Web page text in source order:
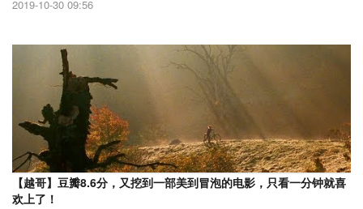
2019-10-30 09:56
【越哥】豆瓣8.6分，又挖到一部美到冒泡的电影，只看一分钟就喜
欢上了！